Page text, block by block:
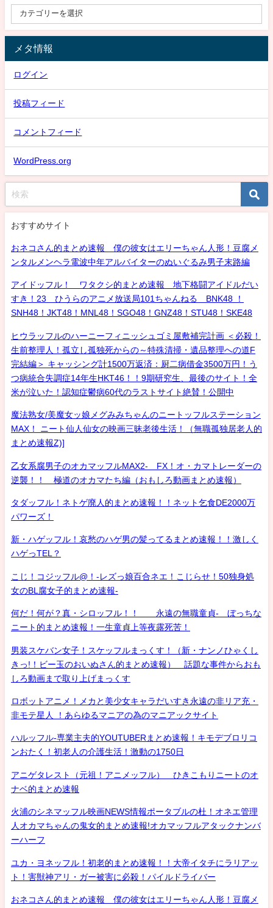
メタ情報
ログイン
投稿フィード
コメントフィード
WordPress.org
おすすめサイト
おネコさん的まとめ速報 僕の彼女はエリーちゃん人形！豆腐メ
ンタルメンヘラ電波中年アルバイターのぬいぐるみ男子末路編
アイドッフル！ ワタクシ的まとめ速報 地下格闘アイドルだい
すき！23 ひうらのアニメ放送局101ちゃんねる BNK48 ！
SNH48！JKT48！MNL48！SGO48！GNZ48！STU48！SKE48
ヒウラッフルのハーニーフィニッシュゴミ屋敷補完計画 ＜必殺！
生前整理人！孤立し孤独死からの～特殊清掃・遺品整理への道F
完結編＞ キャッシング計1500万返済：厨二病借金3500万円！う
つ病統合失調症14年生HKT46！！9期研究生、最後のサイト！全
米が泣いた！認知症鬱病60代のラストサイト絶賛！公開中
魔法熟女/美魔女ッ娘メグみみちゃんのニートッフルステーション
MAX！ ニート仙人仙女の映画三昧老後生活！（無職孤独居老人的
まとめ速報Z)]
乙女系腐男子のオカマッフルMAX2- FX！オ・カマトレーダーの
逆襲！！ 極道のオカマたち編（おもしろ動画まとめ速報）
タダッフル！ネトゲ廃人的まとめ速報！！ネット乞食DE2000万
パワーズ！
新・ハゲッフル！哀愁のハゲ男の髪ってるまとめ速報！！激しく
ハゲっTEL？
こじ！コジッフル@！-レズっ娘百合ネエ！こじらせ！50独身処
女のBL腐女子的まとめ速報-
何だ！何が？真・シロッフル！！ 永遠の無職童貞- ぼっちな
ニート的まとめ速報！一生童貞上等夜露死苦！
男装スケバン女子！スケッフルまっくす！（新・ナンノひゃくし
きっ!！ビー玉のおいぬさん的まとめ速報） 話題な事件からおも
しろ動画まで取り上げまっくす
ロボットアニメ！メカと美少女キャラだいすき永遠の非リア充・
非モテ星人 ！あらゆるマニアの為のマニアックサイト
ハルッフル-専業主夫的YOUTUBERまとめ速報！キモデブロリコ
ンおたく！初老人の介護生活！激動の1750日
アニゲタレスト（元祖！アニメッフル） ひきこもりニートのオ
ナベ的まとめ速報
火浦のシネマッフル映画NEWS情報ポータブルの杜！オネエ管理
人オカマちゃんの鬼女的まとめ速報!オカマッフルアタックナンバ
ーハーフ
ユカ・ヨネッフル！初老的まとめ速報！！大帝イタチにラリアッ
ト！害獣神アリ・ガー被害に必殺！パイルドライバー
おネコさん的まとめ速報 僕の彼女はエリーちゃん人形！豆腐メ